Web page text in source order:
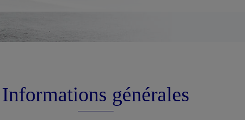
Informations générales